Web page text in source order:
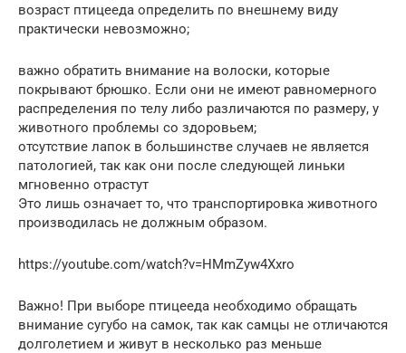
возраст птицееда определить по внешнему виду
практически невозможно;
важно обратить внимание на волоски, которые
покрывают брюшко. Если они не имеют равномерного
распределения по телу либо различаются по размеру, у
животного проблемы со здоровьем;
отсутствие лапок в большинстве случаев не является
патологией, так как они после следующей линьки
мгновенно отрастут
Это лишь означает то, что транспортировка животного
производилась не должным образом.
https://youtube.com/watch?v=HMmZyw4Xxro
Важно! При выборе птицееда необходимо обращать
внимание сугубо на самок, так как самцы не отличаются
долголетием и живут в несколько раз меньше